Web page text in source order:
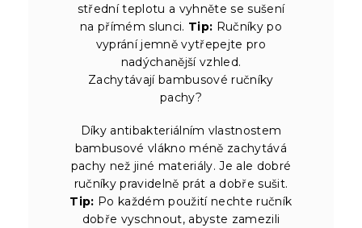
střední teplotu a vyhněte se sušení
na přímém slunci. Tip: Ručníky po
vyprání jemně vytřepejte pro
nadýchanější vzhled.
Zachytávají bambusové ručníky
pachy?
Díky antibakteriálním vlastnostem
bambusové vlákno méně zachytává
pachy než jiné materiály. Je ale dobré
ručníky pravidelně prát a dobře sušit.
Tip: Po každém použití nechte ručník
dobře vyschnout, abyste zamezili